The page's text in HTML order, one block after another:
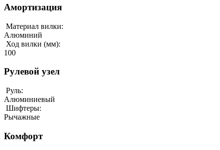
Амортизация
Материал вилки:
Алюминий
Ход вилки (мм):
100
Рулевой узел
Руль:
Алюминиевый
Шифтеры:
Рычажные
Комфорт